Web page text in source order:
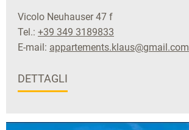
Vicolo Neuhauser 47 f
Tel.: +39 349 3189833
E-mail: appartements.klaus@gmail.com
DETTAGLI